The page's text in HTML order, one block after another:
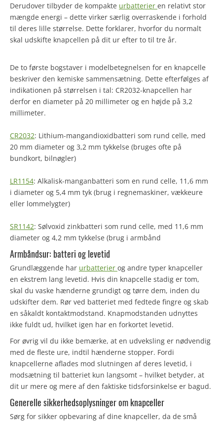
Derudover tilbyder de kompakte urbatterier en relativt stor
mængde energi – dette virker særlig overraskende i forhold
til deres lille størrelse. Dette forklarer, hvorfor du normalt
skal udskifte knapcellen på dit ur efter to til tre år.
De to første bogstaver i modelbetegnelsen for en knapcelle
beskriver den kemiske sammensætning. Dette efterfølges af
indikationen på størrelsen i tal: CR2032-knapcellen har
derfor en diameter på 20 millimeter og en højde på 3,2
millimeter.
CR2032: Lithium-mangandioxidbatteri som rund celle, med
20 mm diameter og 3,2 mm tykkelse (bruges ofte på
bundkort, bilnøgler)
LR1154: Alkalisk-manganbatteri som en rund celle, 11,6 mm
i diameter og 5,4 mm tyk (brug i regnemaskiner, vækkeure
eller lommelygter)
SR1142: Sølvoxid zinkbatteri som rund celle, med 11,6 mm
diameter og 4,2 mm tykkelse (brug i armbånd
Armbåndsur: batteri og levetid
Grundlæggende har urbatterier og andre typer knapceller
en ekstrem lang levetid. Hvis din knapcelle stadig er tom,
skal du vaske hænderne grundigt og tørre dem, inden du
udskifter dem. Rør ved batteriet med fedtede fingre og skab
en såkaldt kontaktmodstand. Knapmodstanden udnyttes
ikke fuldt ud, hvilket igen har en forkortet levetid.
For øvrig vil du ikke bemærke, at en udveksling er nødvendig
med de fleste ure, indtil hænderne stopper. Fordi
knapcellerne aflades mod slutningen af deres levetid, i
modsætning til batteriet kun langsomt – hvilket betyder, at
dit ur mere og mere af den faktiske tidsforsinkelse er bagud.
Generelle sikkerhedsoplysninger om knapceller
Sørg for sikker opbevaring af dine knapceller, da de små